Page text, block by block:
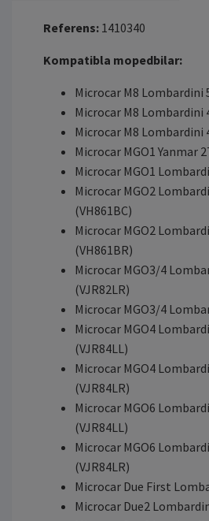
Referens: 1410340
Kompatibla mopedbilar:
Microcar M8 Lombardini
Microcar M8 Lombardini
Microcar M8 Lombardini
Microcar MGO1 Yanmar
Microcar MGO1
Microcar MGO2
(VH861BC)
Microcar MGO2
(VH861BR)
Microcar MGO3/4
(VJR82LR)
Microcar MGO3/4
Microcar MGO4
(VJR84LL)
Microcar MGO4
(VJR84LR)
Microcar MGO6
(VJR84LL)
Microcar MGO6
(VJR84LR)
Microcar Due First
Microcar Due2